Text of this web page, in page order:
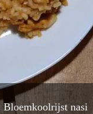
Bloemkoolrijst nasi